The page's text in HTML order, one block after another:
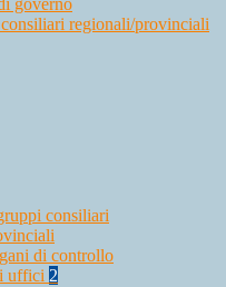
governo
regionali/provinciali
consiliari
di controllo
uffici 2